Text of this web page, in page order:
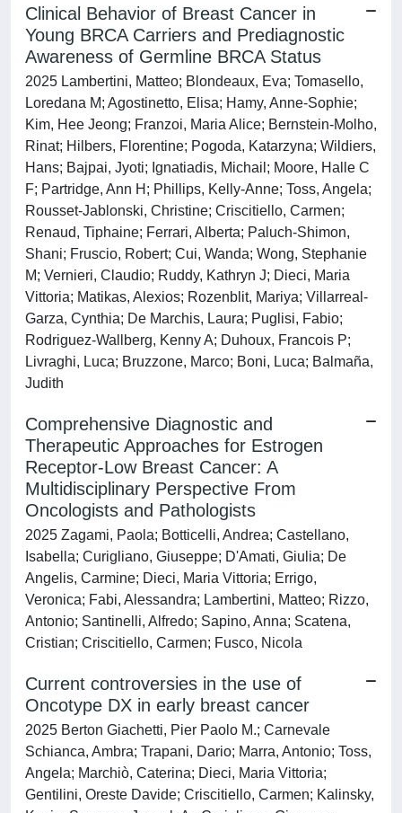
Clinical Behavior of Breast Cancer in
Young BRCA Carriers and Prediagnostic
Awareness of Germline BRCA Status
2025 Lambertini, Matteo; Blondeaux, Eva; Tomasello,
Loredana M; Agostinetto, Elisa; Hamy, Anne-Sophie;
Kim, Hee Jeong; Franzoi, Maria Alice; Bernstein-Molho,
Rinat; Hilbers, Florentine; Pogoda, Katarzyna; Wildiers,
Hans; Bajpai, Jyoti; Ignatiadis, Michail; Moore, Halle C
F; Partridge, Ann H; Phillips, Kelly-Anne; Toss, Angela;
Rousset-Jablonski, Christine; Criscitiello, Carmen;
Renaud, Tiphaine; Ferrari, Alberta; Paluch-Shimon,
Shani; Fruscio, Robert; Cui, Wanda; Wong, Stephanie
M; Vernieri, Claudio; Ruddy, Kathryn J; Dieci, Maria
Vittoria; Matikas, Alexios; Rozenblit, Mariya; Villarreal-
Garza, Cynthia; De Marchis, Laura; Puglisi, Fabio;
Rodriguez-Wallberg, Kenny A; Duhoux, Francois P;
Livraghi, Luca; Bruzzone, Marco; Boni, Luca; Balmaña,
Judith
Comprehensive Diagnostic and
Therapeutic Approaches for Estrogen
Receptor-Low Breast Cancer: A
Multidisciplinary Perspective From
Oncologists and Pathologists
2025 Zagami, Paola; Botticelli, Andrea; Castellano,
Isabella; Curigliano, Giuseppe; D'Amati, Giulia; De
Angelis, Carmine; Dieci, Maria Vittoria; Errigo,
Veronica; Fabi, Alessandra; Lambertini, Matteo; Rizzo,
Antonio; Santinelli, Alfredo; Sapino, Anna; Scatena,
Cristian; Criscitiello, Carmen; Fusco, Nicola
Current controversies in the use of
Oncotype DX in early breast cancer
2025 Berton Giachetti, Pier Paolo M.; Carnevale
Schianca, Ambra; Trapani, Dario; Marra, Antonio; Toss,
Angela; Marchiò, Caterina; Dieci, Maria Vittoria;
Gentilini, Oreste Davide; Criscitiello, Carmen; Kalinsky,